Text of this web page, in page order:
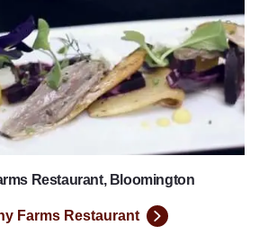
Restaurant, Bloomington
Farms Restaurant